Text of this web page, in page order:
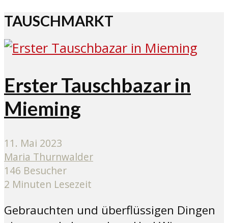
TAUSCHMARKT
Erster Tauschbazar in
Mieming
11. Mai 2023
Maria Thurnwalder
146 Besucher
2 Minuten Lesezeit
Gebrauchten und überflüssigen Dingen